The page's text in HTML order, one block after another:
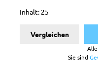
Inhalt: 25
Vergleichen
Sie sind